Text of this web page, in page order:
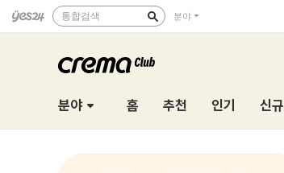
통합검색 분야
분야 홈 추천 인기 신규